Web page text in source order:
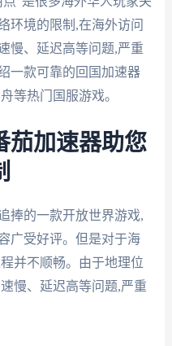
环境的限制,在海外访问
慢、延迟高等问题,严重
一款可靠的回国加速器
等热门国服游戏。
茄加速器助您
捧的一款开放世界游戏,
广受好评。但是对于海
并不顺畅。由于地理位
慢、延迟高等问题,严重